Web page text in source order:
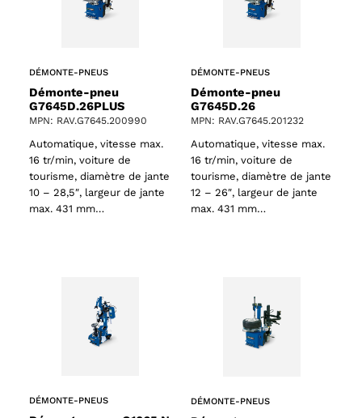
DÉMONTE-PNEUS
Démonte-pneu
G7645D.26PLUS
MPN: RAV.G7645.200990
Automatique, vitesse max.
16 tr/min, voiture de
tourisme, diamètre de jante
10 – 28,5″, largeur de jante
max. 431 mm…
DÉMONTE-PNEUS
Démonte-pneu
G7645D.26
MPN: RAV.G7645.201232
Automatique, vitesse max.
16 tr/min, voiture de
tourisme, diamètre de jante
12 – 26″, largeur de jante
max. 431 mm…
DÉMONTE-PNEUS DÉMONTE-PNEUS